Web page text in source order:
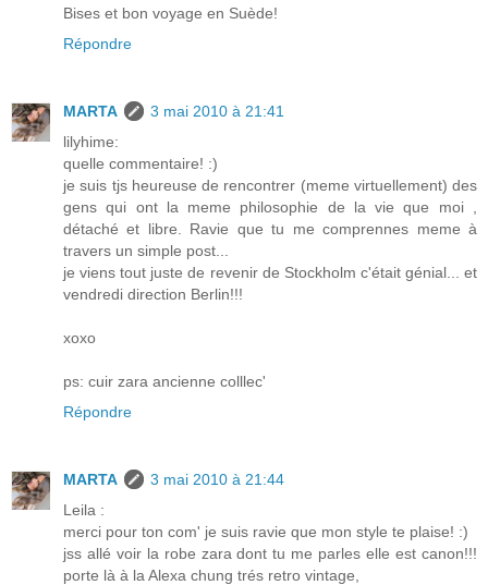
Bises et bon voyage en Suède!
Répondre
MARTA
3 mai 2010 à 21:41
lilyhime:
quelle commentaire! :)
je suis tjs heureuse de rencontrer (meme virtuellement) des
gens qui ont la meme philosophie de la vie que moi ,
détaché et libre. Ravie que tu me comprennes meme à
travers un simple post...
je viens tout juste de revenir de Stockholm c'était génial... et
vendredi direction Berlin!!!
xoxo
ps: cuir zara ancienne colllec'
Répondre
MARTA
3 mai 2010 à 21:44
Leila :
merci pour ton com' je suis ravie que mon style te plaise! :)
jss allé voir la robe zara dont tu me parles elle est canon!!!
porte là à la Alexa chung trés retro vintage,